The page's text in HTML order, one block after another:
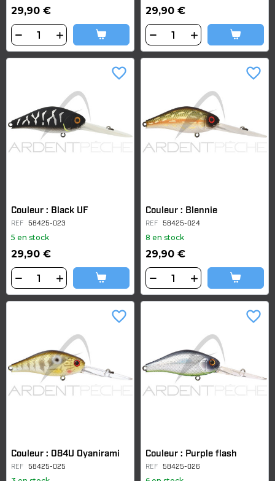
29,90 € 29,90 €
Couleur : Black UF
REF 58425-023
5 en stock
29,90 €
favorite_border
Couleur : Blennie
REF 58425-024
8 en stock
29,90 €
favorite_border
Couleur : 084U Oyanirami
REF 58425-025
favorite_border
Couleur : Purple flash
REF 58425-026
favorite_border